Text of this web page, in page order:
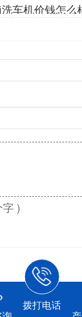
车机价钱怎么
)
拨打电话